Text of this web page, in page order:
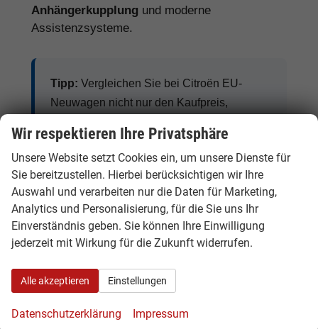
Anhängerkupplung und moderne
Assistenzsysteme.
Tipp: Vergleichen Sie bei Citroën EU-
Neuwagen nicht nur den Kaufpreis,
Garantieumfang und mögliche
Zusatzkosten. So erkennen Sie den
tatsächlichen Preisvorteil.
Citroën Benziner, Diesel, Hybrid und
Elektro
Hybrid-Varianten, Plug-in-Hybride und
Wir respektieren Ihre Privatsphäre
Unsere Website setzt Cookies ein, um unsere Dienste für
Sie bereitzustellen. Hierbei berücksichtigen wir Ihre
Auswahl und verarbeiten nur die Daten für Marketing,
Analytics und Personalisierung, für die Sie uns Ihr
Einverständnis geben. Sie können Ihre Einwilligung
jederzeit mit Wirkung für die Zukunft widerrufen.
Alle akzeptieren Einstellungen
Datenschutzerklärung Impressum